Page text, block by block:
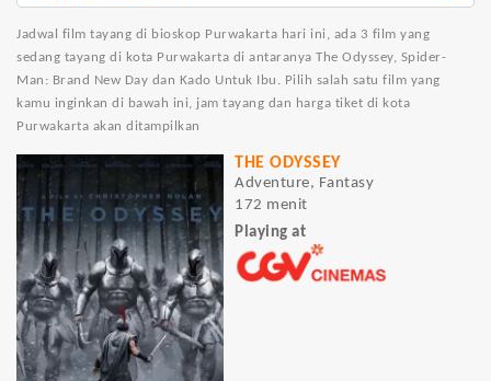
Jadwal film tayang di bioskop Purwakarta hari ini, ada 3 film yang
sedang tayang di kota Purwakarta di antaranya The Odyssey, Spider-
Man: Brand New Day dan Kado Untuk Ibu. Pilih salah satu film yang
kamu inginkan di bawah ini, jam tayang dan harga tiket di kota
Purwakarta akan ditampilkan
THE ODYSSEY
Adventure, Fantasy
172 menit
Playing at